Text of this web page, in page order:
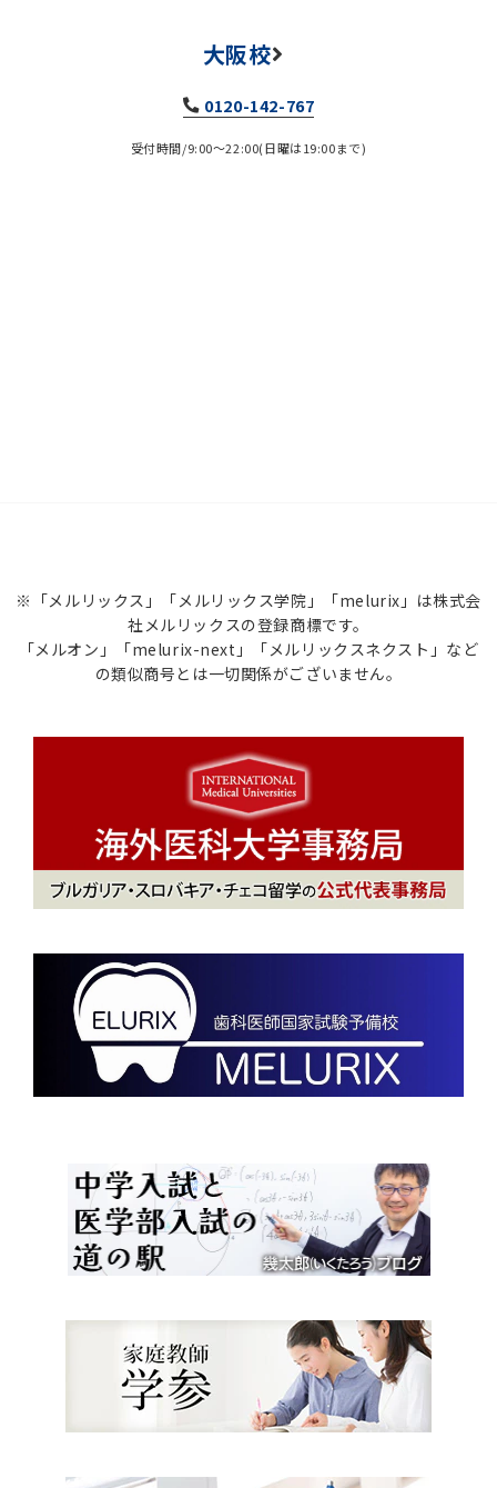
大阪校
0120-142-767
受付時間/9:00～22:00(日曜は19:00まで)
※「メルリックス」「メルリックス学院」「melurix」は株式会
社メルリックスの登録商標です。
「メルオン」「melurix-next」「メルリックスネクスト」など
の類似商号とは一切関係がございません。